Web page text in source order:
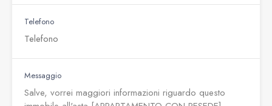
Telefono
Messaggio